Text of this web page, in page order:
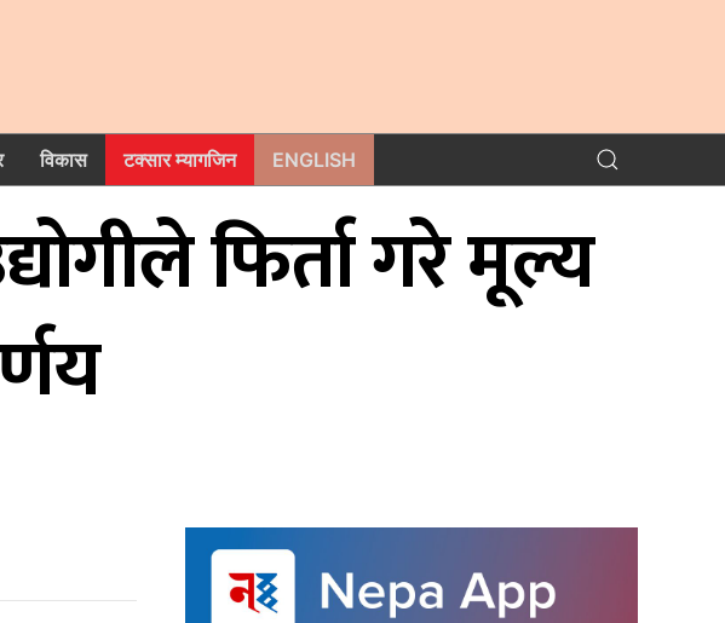
विकास टक्सार म्यागजिन ENGLISH
फिर्ता गरे मूल्य